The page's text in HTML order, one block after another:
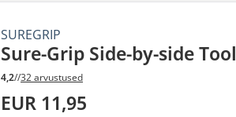
SUREGRIP
Sure-Grip Side-by-side Tool
4,2//32 arvustused
EUR 11,95